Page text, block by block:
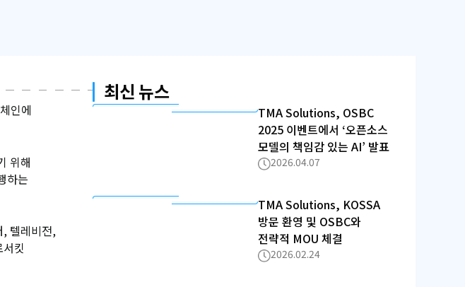
인에
위해
하는
, 텔레비전,
킷
최신 뉴스
TMA Solutions, OSBC
2025 이벤트에서 ‘오픈소스
모델의 책임감 있는 AI’ 발표
2026.04.07
TMA Solutions, KOSSA
방문 환영 및 OSBC와
전략적 MOU 체결
2026.02.24